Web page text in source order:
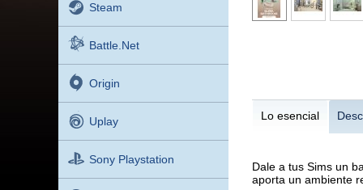
Steam
Battle.net
Origin
Uplay
Sony Playstation
Lo esencial
Dale a tus Sims un
aporta un ambiente